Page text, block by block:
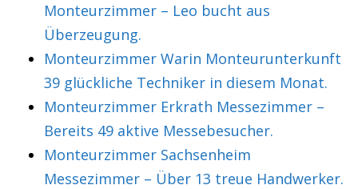
Monteurzimmer – Leo bucht aus
Überzeugung.
Monteurzimmer Warin Monteurunterkunft
39 glückliche Techniker in diesem Monat.
Monteurzimmer Erkrath Messezimmer –
Bereits 49 aktive Messebesucher.
Monteurzimmer Sachsenheim
Messezimmer – Über 13 treue Handwerker.